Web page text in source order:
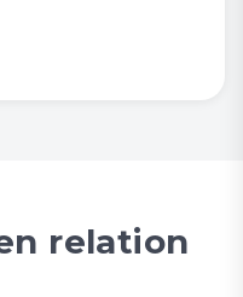
relation